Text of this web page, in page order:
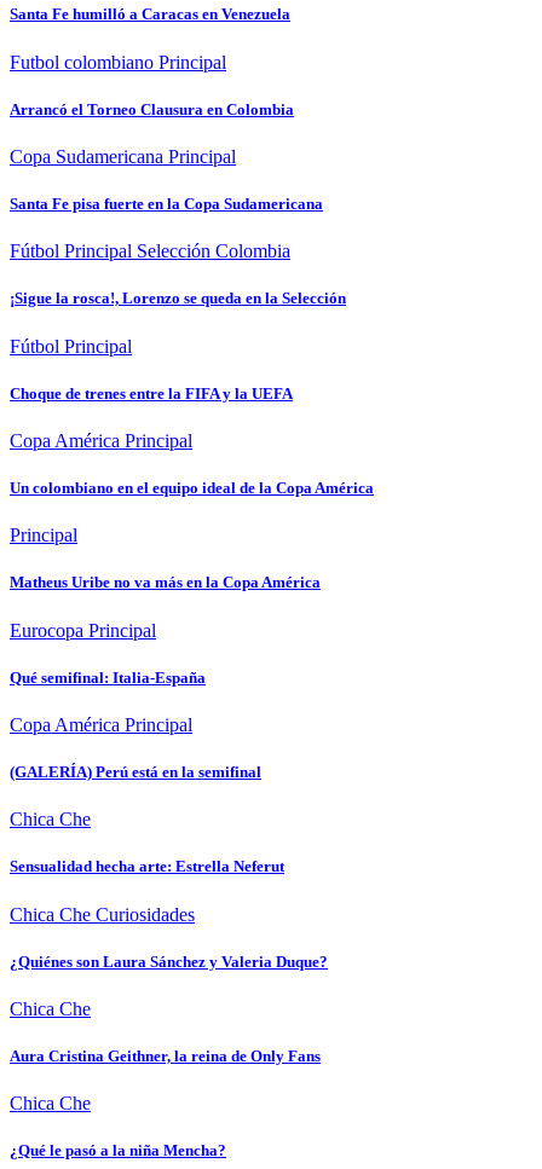
Santa Fe humilló a Caracas en Venezuela
Futbol colombiano Principal
Arrancó el Torneo Clausura en Colombia
Copa Sudamericana Principal
Santa Fe pisa fuerte en la Copa Sudamericana
Fútbol Principal Selección Colombia
¡Sigue la rosca!, Lorenzo se queda en la Selección
Fútbol Principal
Choque de trenes entre la FIFA y la UEFA
Copa América Principal
Un colombiano en el equipo ideal de la Copa América
Principal
Matheus Uribe no va más en la Copa América
Eurocopa Principal
Qué semifinal: Italia-España
Copa América Principal
(GALERÍA) Perú está en la semifinal
Chica Che
Sensualidad hecha arte: Estrella Neferut
Chica Che Curiosidades
¿Quiénes son Laura Sánchez y Valeria Duque?
Chica Che
Aura Cristina Geithner, la reina de Only Fans
Chica Che
¿Qué le pasó a la niña Mencha?